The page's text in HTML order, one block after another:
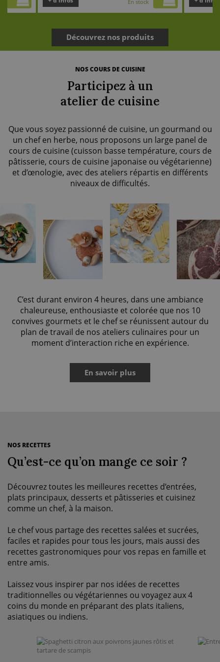
En stock
Découvrez nos produits
NOS RECETTES
Qu’est-ce qu’on mange ce soir ?
Découvrez toutes les meilleures recettes d’entrées,
plats principaux, desserts et pâtisseries et cuisinez
comme un chef, à la maison.
Le chef vous partage des recettes salées et sucrées,
faciles et rapides pour tous les jours, mais aussi des
recettes gastronomiques pour vos repas en famille et
entre amis.
Laissez vous inspirer par nos idées de recettes
traditionnelles ou végétariennes ou voyagez aux 4
coins du monde en préparant des plats italiens,
asiatiques ou indiens.
NOS COURS DE CUISINE
Participez à un
atelier de cuisine
Que vous soyez passionné de cuisine, un gourmand ou
un chef en herbe, nous proposons un large panel de
cours de cuisine (cuisson basse température, cours de
pâtisserie, cours de cuisine japonaise ou végétarienne)
et d’œnologie, avec des ateliers répartis en différents
niveaux de difficultés.
C’est durant environ 4 heures, dans une ambiance
chaleureuse, enthousiaste et colorée que nos 10
convives gourmets et le chef se réunissent autour du
plan de travail de nos ateliers culinaires pour un
moment d’interaction riche en expérience.
En savoir plus